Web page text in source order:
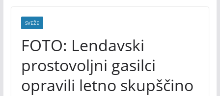
SVEŽE
FOTO: Lendavski
prostovoljni gasilci
opravili letno skupščino